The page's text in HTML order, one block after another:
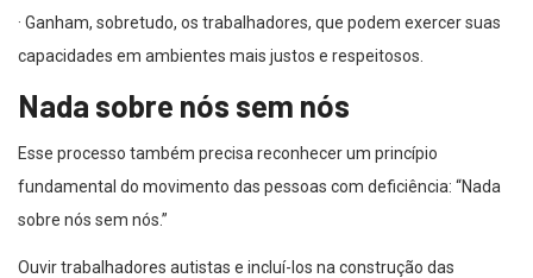
· Ganham, sobretudo, os trabalhadores, que podem exercer suas
capacidades em ambientes mais justos e respeitosos.
Nada sobre nós sem nós
Esse processo também precisa reconhecer um princípio
fundamental do movimento das pessoas com deficiência: “Nada
sobre nós sem nós.”
Ouvir trabalhadores autistas e incluí-los na construção das